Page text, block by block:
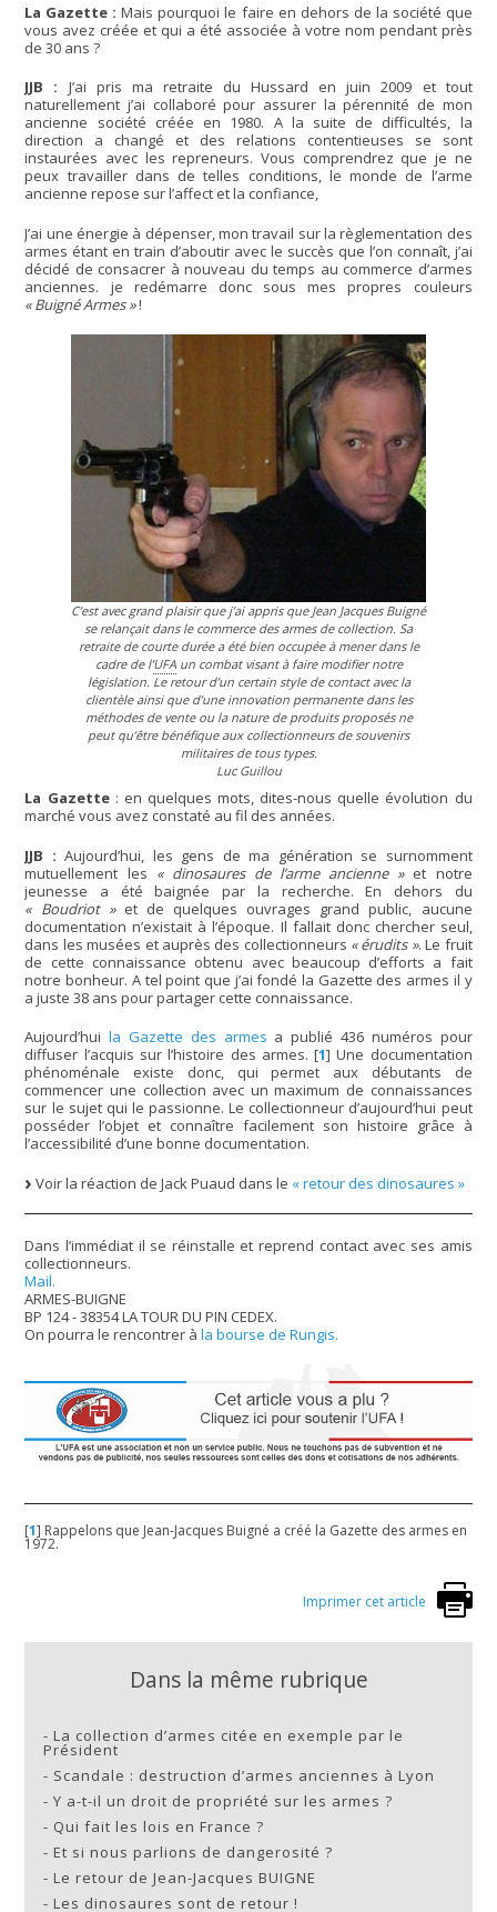
La Gazette : Mais pourquoi le faire en dehors de la société que
vous avez créée et qui a été associée à votre nom pendant près
de 30 ans ?
JJB : J’ai pris ma retraite du Hussard en juin 2009 et tout
naturellement j’ai collaboré pour assurer la pérennité de mon
ancienne société créée en 1980. A la suite de difficultés, la
direction a changé et des relations contentieuses se sont
instaurées avec les repreneurs. Vous comprendrez que je ne
peux travailler dans de telles conditions, le monde de l’arme
ancienne repose sur l’affect et la confiance,
J’ai une énergie à dépenser, mon travail sur la règlementation des
armes étant en train d’aboutir avec le succès que l’on connaît, j’ai
décidé de consacrer à nouveau du temps au commerce d’armes
anciennes. je redémarre donc sous mes propres couleurs
« Buigné Armes »!
C’est avec grand plaisir que j’ai appris que Jean Jacques Buigné
se relançait dans le commerce des armes de collection. Sa
retraite de courte durée a été bien occupée à mener dans le
cadre de l’UFAun combat visant à faire modifier notre
législation. Le retour d’un certain style de contact avec la
clientèle ainsi que d’une innovation permanente dans les
méthodes de vente ou la nature de produits proposés ne
peut qu’être bénéfique aux collectionneurs de souvenirs
militaires de tous types.
Luc Guillou
La Gazette: en quelques mots, dites-nous quelle évolution du
marché vous avez constaté au fil des années.
JJB : Aujourd’hui, les gens de ma génération se surnomment
mutuellement les « dinosaures de l’arme ancienne »et notre
jeunesse a été baignée par la recherche. En dehors du
« Boudriot »et de quelques ouvrages grand public, aucune
documentation n’existait à l’époque. Il fallait donc chercher seul,
dans les musées et auprès des collectionneurs « érudits ». Le fruit
de cette connaissance obtenu avec beaucoup d’efforts a fait
notre bonheur. A tel point que j’ai fondé la Gazette des armes il y
a juste 38 ans pour partager cette connaissance.
Aujourd’huila Gazette des armes a publié 436 numéros pour
diffuser l’acquis sur l’histoire des armes. [1] Une documentation
phénoménale existe donc, qui permet aux débutants de
commencer une collection avec un maximum de connaissances
sur le sujet qui le passionne. Le collectionneur d’aujourd’hui peut
posséder l’objet et connaître facilement son histoire grâce à
l’accessibilité d’une bonne documentation.
Voir la réaction de Jack Puaud dans le « retour des dinosaures »
Dans l’immédiat il se réinstalle et reprend contact avec ses amis
collectionneurs.
Mail.
ARMES-BUIGNE
BP 124 - 38354 LA TOUR DU PIN CEDEX.
On pourra le rencontrer àla bourse de Rungis.
[1] Rappelons que Jean-Jacques Buigné a créé la Gazette des armes en
1972.
Imprimer cet article
Dans la même rubrique
-La collection d’armes citée en exemple par le
Président
- Scandale : destruction d’armes anciennes à Lyon
-Y a-t-il un droit de propriété sur les armes ?
- Qui fait les lois en France ?
-Et si nous parlions de dangerosité ?
-Le retour de Jean-Jacques BUIGNE
-Les dinosaures sont de retour !